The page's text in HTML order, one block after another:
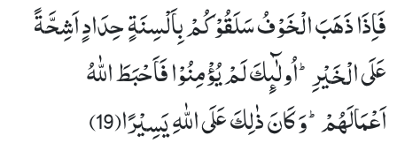
فَاِذَا ذَهَبَ الْخَوْفُ سَلَقُوْكُمْ بِاَلْسِنَةٍ حِدَادٍ اَشِحَّةً
عَلَى الْخَیْرِؕ-اُولٰٓىٕكَ لَمْ یُؤْمِنُوْا فَاَحْبَطَ اللّٰهُ
اَعْمَالَهُمْؕ-وَ كَانَ ذٰلِكَ عَلَى اللّٰهِ یَسِیْرًا(19)